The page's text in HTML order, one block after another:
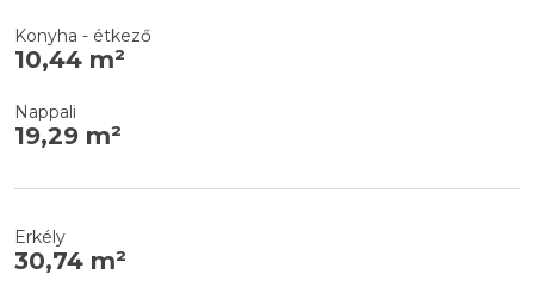
Konyha - étkező
10,44 m²
Nappali
19,29 m²
Erkély
30,74 m²